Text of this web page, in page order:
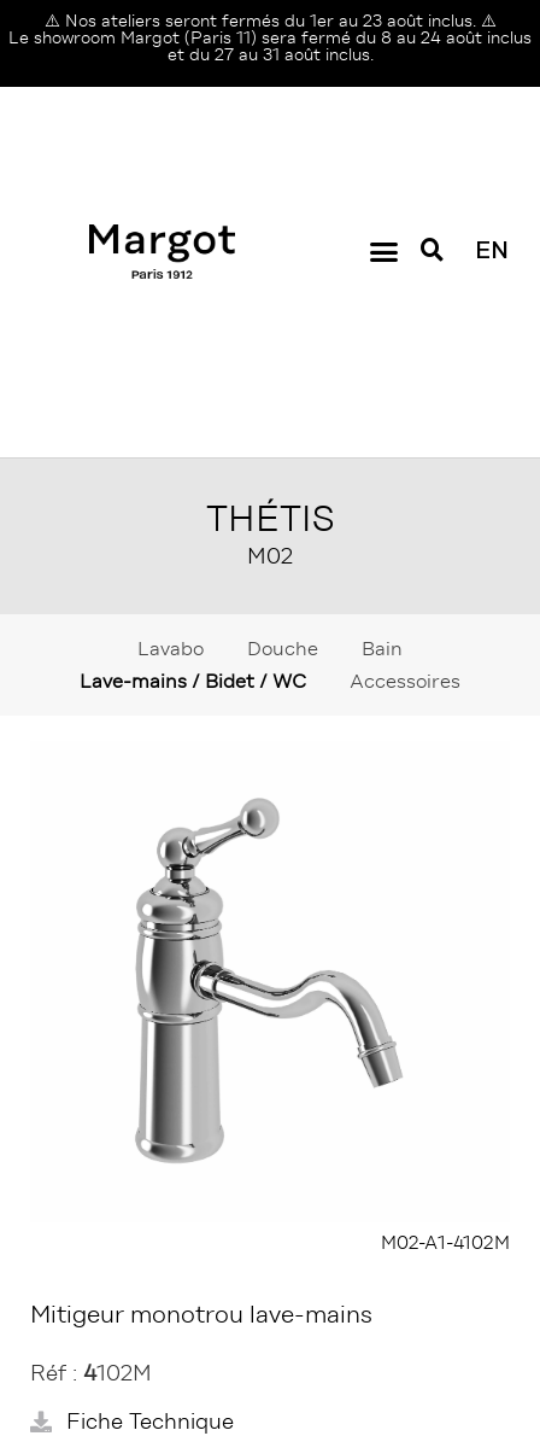
⚠️ Nos ateliers seront fermés du 1er au 23 août inclus. ⚠️
Le showroom Margot (Paris 11) sera fermé du 8 au 24 août inclus
et du 27 au 31 août inclus.
EN
THÉTIS
M02
Lavabo Douche
Bain
Lave-mains / Bidet / WC
Accessoires
M02-A1-4102M
Mitigeur monotrou lave-mains
Réf : 4102M
Fiche Technique